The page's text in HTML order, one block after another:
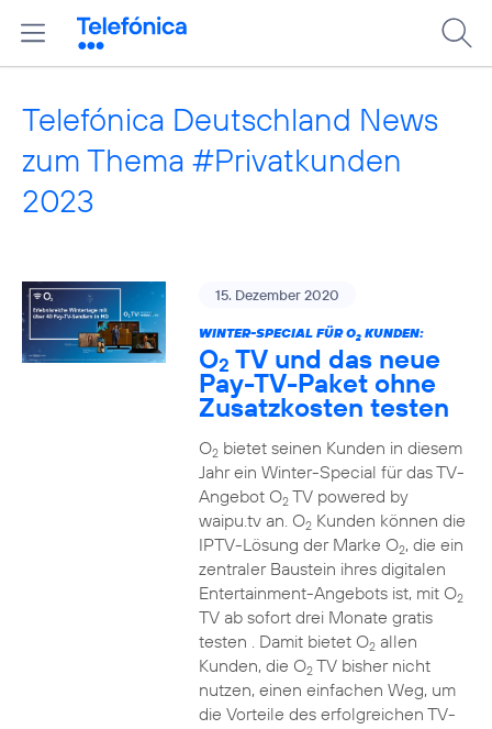
Telefónica Deutschland News
zum Thema #Privatkunden
2023
15. Dezember 2020
WINTER-SPECIAL FÜR O2KUNDEN:
O2 TV und das neue
Pay-TV-Paket ohne
Zusatzkosten testen
O2bietet seinen Kunden in diesem
Jahr ein Winter-Special für das TV-
Angebot O2TV powered by
waipu.tv an. O2Kunden können die
IPTV-Lösung der Marke O2, die ein
zentraler Baustein ihres digitalen
Entertainment-Angebots ist, mit O2
TV ab sofort drei Monate gratis
testen . Damit bietet O2allen
Kunden, die O2TV bisher nicht
nutzen, einen einfachen Weg, um
die Vorteile des erfolgreichen TV-